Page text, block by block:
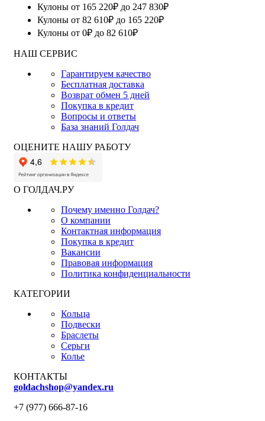
Кулоны от 165 220₽ до 247 830₽
Кулоны от 82 610₽ до 165 220₽
Кулоны от 0₽ до 82 610₽
НАШ СЕРВИС
Гарантируем качество
Бесплатная доставка
Возврат обмен 5 дней
Покупка в кредит
Вопросы и ответы
База знаний Голдач
ОЦЕНИТЕ НАШУ РАБОТУ
О ГОЛДАЧ.РУ
Почему именно Голдач?
О компании
Контактная информация
Покупка в кредит
Вакансии
Правовая информация
Политика конфиденциальности
КАТЕГОРИИ
Кольца
Подвески
Браслеты
Серьги
Колье
КОНТАКТЫ
goldachshop@yandex.ru
+7 (977) 666-87-16